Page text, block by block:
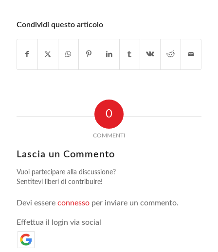
Condividi questo articolo
0
COMMENTI
Lascia un Commento
Vuoi partecipare alla discussione?
Sentitevi liberi di contribuire!
Devi essere connessoper inviare un commento.
Effettua il login via social